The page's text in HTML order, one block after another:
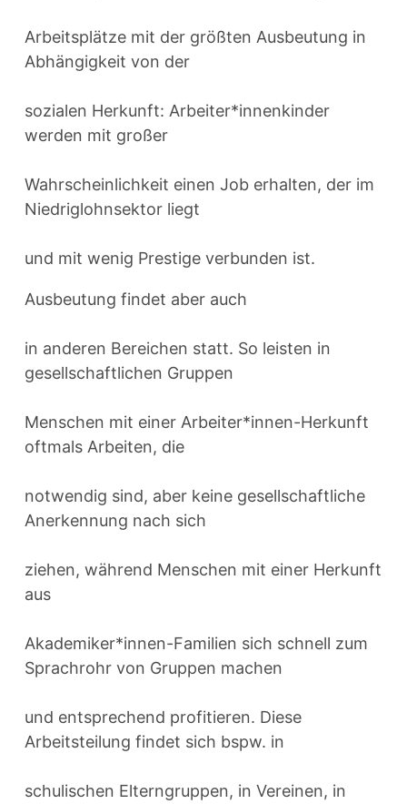
Arbeitsplätze mit der größten Ausbeutung in
Abhängigkeit von der
sozialen Herkunft: Arbeiter*innenkinder
werden mit großer
Wahrscheinlichkeit einen Job erhalten, der im
Niedriglohnsektor liegt
und mit wenig Prestige verbunden ist.
Ausbeutung findet aber auch
in anderen Bereichen statt. So leisten in
gesellschaftlichen Gruppen
Menschen mit einer Arbeiter*innen-Herkunft
oftmals Arbeiten, die
notwendig sind, aber keine gesellschaftliche
Anerkennung nach sich
ziehen, während Menschen mit einer Herkunft
aus
Akademiker*innen-Familien sich schnell zum
Sprachrohr von Gruppen machen
und entsprechend profitieren. Diese
Arbeitsteilung findet sich bspw. in
schulischen Elterngruppen, in Vereinen, in